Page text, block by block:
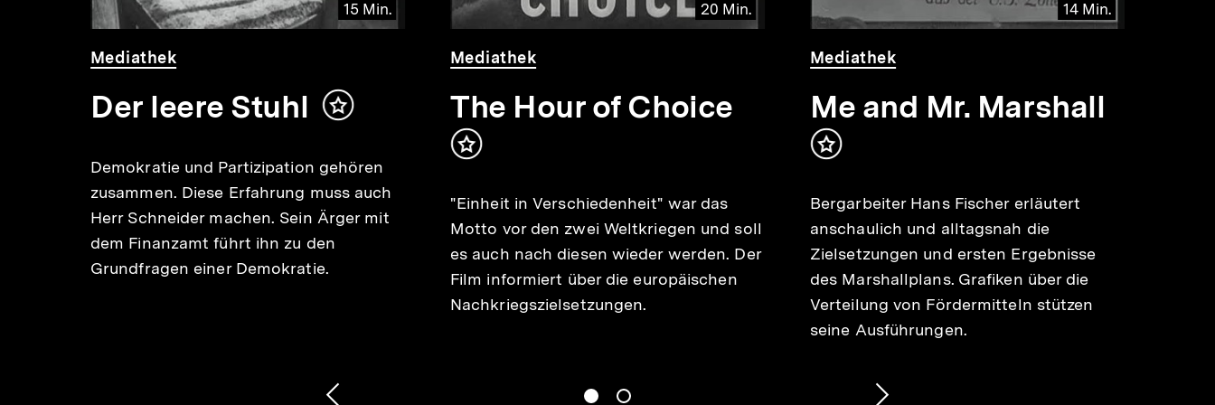
15 Min.
Video
Dauer
15
Min.
Mediathek
Der leere Stuhl
Inhalt
Demokratie und Partizipation gehören
zusammen. Diese Erfahrung muss auch
Herr Schneider machen. Sein Ärger mit
dem Finanzamt führt ihn zu den
Grundfragen einer Demokratie.
20 Min.
Video
Dauer
20
Min.
Mediathek
The Hour of Choice
Inhalt
"Einheit in Verschiedenheit" war das
Motto vor den zwei Weltkriegen und soll
es auch nach diesen wieder werden. Der
Film informiert über die europäischen
Nachkriegszielsetzungen.
14 Min.
Video
Dauer
14
Min.
Mediathek
Me and Mr. Marshall
Inhalt
Bergarbeiter Hans Fischer erläutert
anschaulich und alltagsnah die
Zielsetzungen und ersten Ergebnisse
des Marshallplans. Grafiken über die
Verteilung von Fördermitteln stützen
seine Ausführungen.